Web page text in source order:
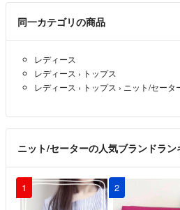
同一カテゴリの商品
レディース
レディース › トップス
レディース › トップス › ニット/セータ
ニット/セーターの人気ブランドラン
1 2